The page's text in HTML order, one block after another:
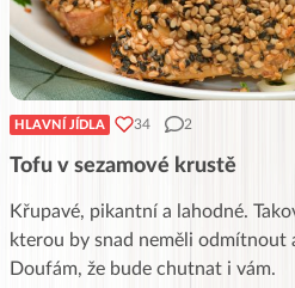
HLAVNÍ JÍDLA 34 2
Tofu v sezamové krustě
Křupavé, pikantní a lahodné.
kterou by snad neměli odmítnout
Doufám, že bude chutnat i vám.